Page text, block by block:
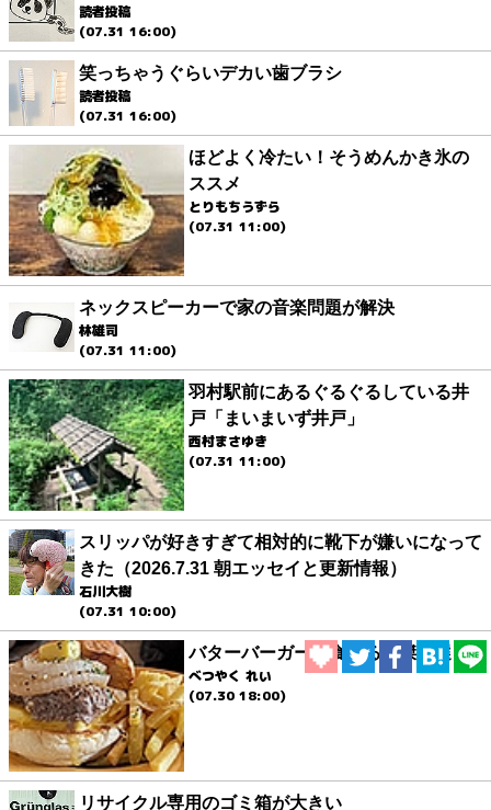
読者投稿
(07.31 16:00)
笑っちゃうぐらいデカい歯ブラシ
読者投稿
(07.31 16:00)
ほどよく冷たい！そうめんかき氷の
ススメ
とりもちうずら
(07.31 11:00)
ネックスピーカーで家の音楽問題が解決
林雄司
(07.31 11:00)
羽村駅前にあるぐるぐるしている井
戸「まいまいず井戸」
西村まさゆき
(07.31 11:00)
スリッパが好きすぎて相対的に靴下が嫌いになって
きた（2026.7.31 朝エッセイと更新情報）
石川大樹
(07.31 10:00)
バターバーガーを食べる（傑作選）
べつやく れい
(07.30 18:00)
リサイクル専用のゴミ箱が大きい